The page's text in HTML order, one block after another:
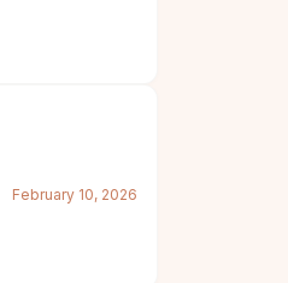
February 10, 2026